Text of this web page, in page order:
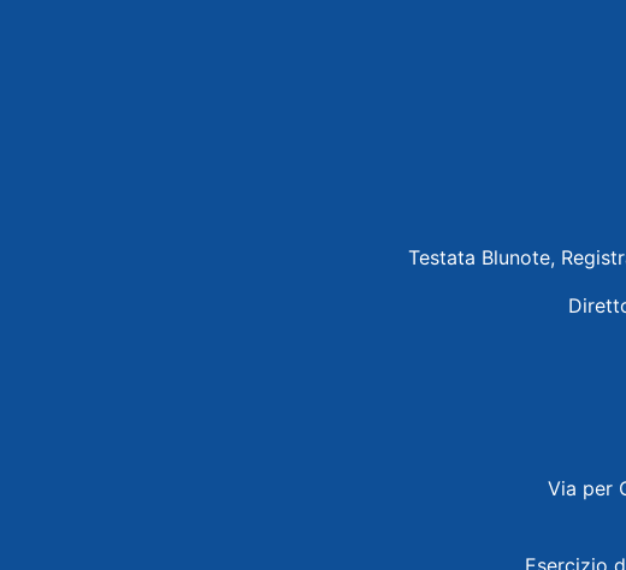
Testata Blunote,
Via per
Esercizio